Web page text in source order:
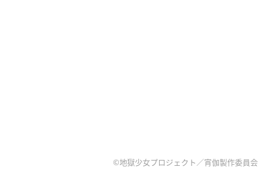
©地獄少女プロジェクト／宵伽製作委員会